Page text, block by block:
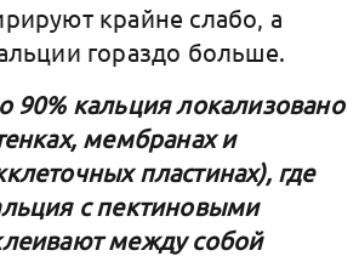
крайне слабо, а
гораздо больше.
90% кальция локализовано
мембранах и
пластинах), где
с пектиновыми
между собой